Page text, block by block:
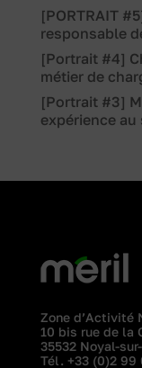
[PORTRAIT
responsable
[Portrait #4]
métier de
[Portrait #3]
expérience au
Zone d’Activité
10 bis rue de la
35532 Noyal-
Tél. +33 (0)2 99